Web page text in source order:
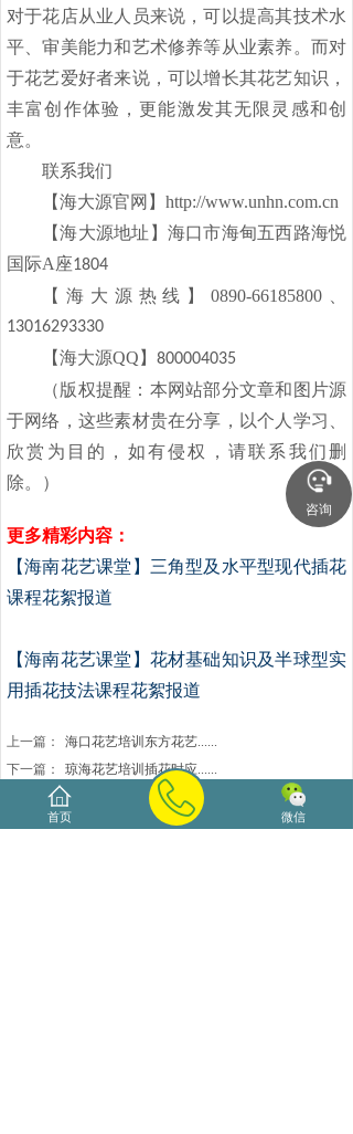
对于花店从业人员来说，可以提高其技术水
平、审美能力和艺术修养等从业素养。而对
于花艺爱好者来说，可以增长其花艺知识，
丰富创作体验，更能激发其无限灵感和创
意。
联系我们
【海大源官网】 http://www.unhn.com.cn
【海大源地址】海口市海甸五西路海悦
国际A座1804
【海大源热线】0890-66185800、
13016293330
【海大源QQ】 800004035
（版权提醒：本网站部分文章和图片源
于网络，这些素材贵在分享，以个人学习、
欣赏为目的，如有侵权，请联系我们删
除。）
更多精彩内容：
【海南花艺课堂】三角型及水平型现代插花
课程花絮报道
【海南花艺课堂】花材基础知识及半球型实
用插花技法课程花絮报道
上一篇：
海口花艺培训东方花艺......
下一篇：
琼海花艺培训插花时应......
首页 微信
咨询